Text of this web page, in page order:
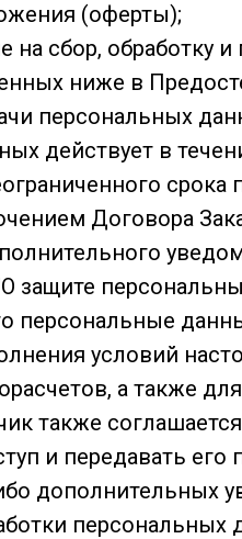
(оферты);
на сбор, обработку
ниже в
персональных
действует в
срока
Договора
защите
персональные
условий
а также
также
и передавать
дополнительных
персональных